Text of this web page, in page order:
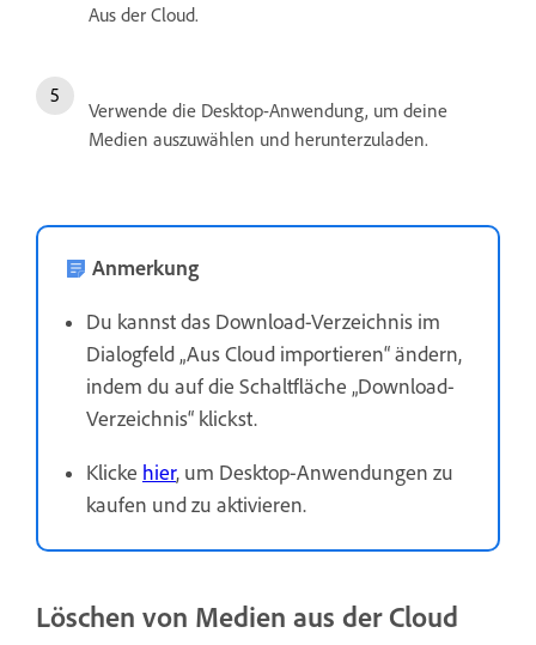
Aus der Cloud.
Verwende die Desktop-Anwendung, um deine
Medien auszuwählen und herunterzuladen.
Anmerkung
Du kannst das Download-Verzeichnis im
Dialogfeld „Aus Cloud importieren“ ändern,
indem du auf die Schaltfläche „Download-
Verzeichnis“ klickst.
Klicke hier, um Desktop-Anwendungen zu
kaufen und zu aktivieren.
Löschen von Medien aus der Cloud